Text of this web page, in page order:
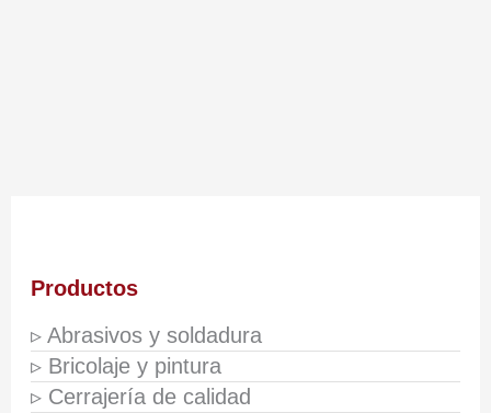
Productos
▹ Abrasivos y soldadura
▹ Bricolaje y pintura
▹ Cerrajería de calidad